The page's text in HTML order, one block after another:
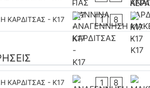
ΚΑΡΔΙΤΣΑΣ - Κ17 1 8
ΚΑΡΔΙΤΣΑΣ - Κ17 1 8